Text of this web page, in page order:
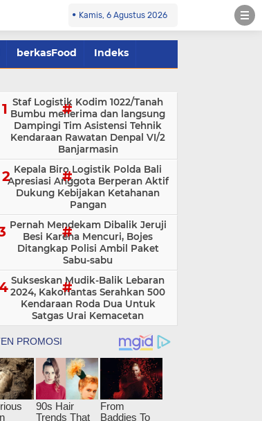
Kamis, 6 Agustus 2026
berkasFood Indeks
Staf Logistik Kodim 1022/Tanah
Bumbu menerima dan langsung
Dampingi Tim Asistensi Tehnik
Kendaraan Rawatan Denpal VI/2
Banjarmasin
Kepala Biro Logistik Polda Bali
Apresiasi Anggota Berperan Aktif
Dukung Kebijakan Ketahanan
Pangan
Pernah Mendekam Dibalik Jeruji
Besi Karena Mencuri, Bojes
Ditangkap Polisi Ambil Paket
Sabu-sabu
Sukseskan Mudik-Balik Lebaran
2024, Kakorlantas Serahkan 500
Kendaraan Roda Dua Untuk
Satgas Urai Kemacetan